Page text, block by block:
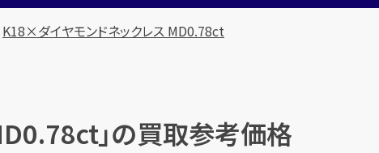
K18×ダイヤモンドネックレス MD0.78ct
」の買取参考価格